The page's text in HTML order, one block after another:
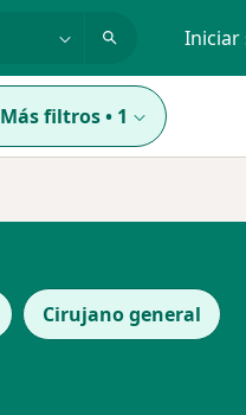
Iniciar
Más filtros• 1
Cirujano general